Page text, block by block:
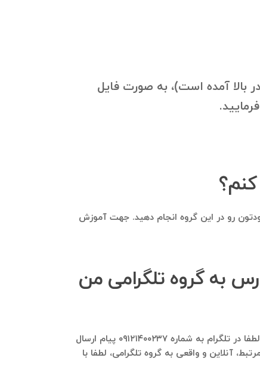
بالا آمده است)، به صورت فایل
رو در این گروه انجام دهید. جهت آموزش
به گروه تلگرامی من
بله، این امکان وجود دارد تا اعضای گروه زاگرس بورس و گروه‌های مشابه آن به گروه تلگرامی شما اضافه شوند. برای این منظور، لطفا در تلگرام به شماره ۰۹۱۲۱۴۰۰۲۳۷ پیام ارسال
آنلاین و واقعی به گروه تلگرامی، لطفا با